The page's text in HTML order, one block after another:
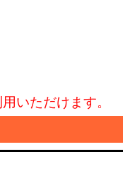
いただけます。